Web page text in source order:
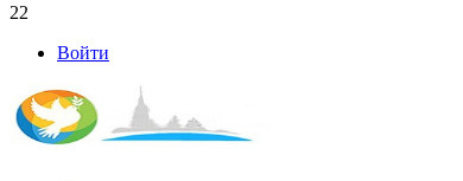
22
Войти